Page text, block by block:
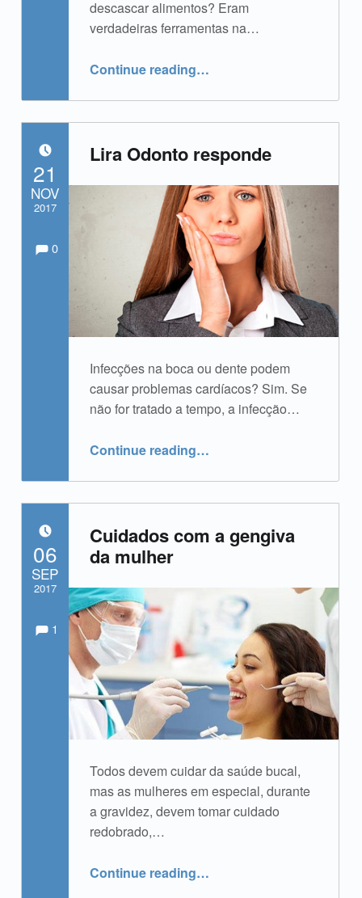
descascar alimentos? Eram
verdadeiras ferramentas na…
Continue reading…
Lira Odonto responde
Infecções na boca ou dente podem
causar problemas cardíacos? Sim. Se
não for tratado a tempo, a infecção…
Continue reading…
21
NOV
2017
Written by: 0
Cuidados com a gengiva
da mulher
Todos devem cuidar da saúde bucal,
mas as mulheres em especial, durante
a gravidez, devem tomar cuidado
redobrado,…
Continue reading…
06
SEP
2017
Written by: Comments:
Comments:
1